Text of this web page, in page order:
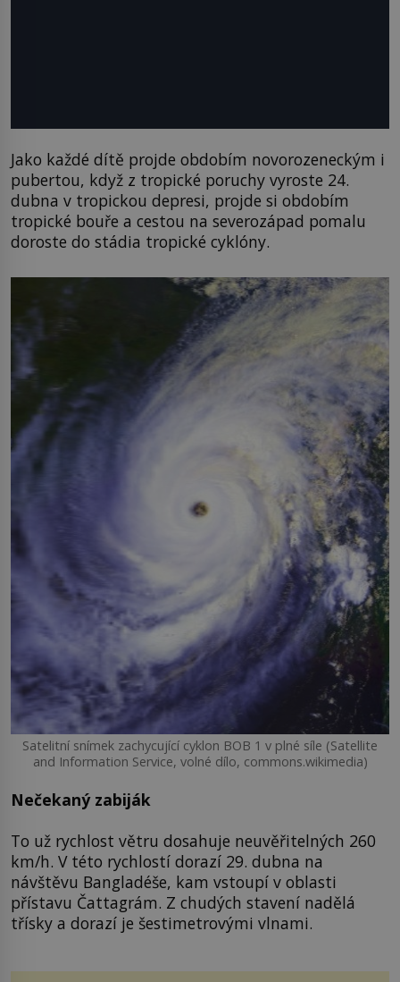
Jako každé dítě projde obdobím novorozeneckým i
pubertou, když z tropické poruchy vyroste 24.
dubna v tropickou depresi, projde si obdobím
tropické bouře a cestou na severozápad pomalu
doroste do stádia tropické cyklóny.
Satelitní snímek zachycující cyklon BOB 1 v plné síle (Satellite
and Information Service, volné dílo, commons.wikimedia)
Nečekaný zabiják
To už rychlost větru dosahuje neuvěřitelných 260
km/h. V této rychlostí dorazí 29. dubna na
návštěvu Bangladéše, kam vstoupí v oblasti
přístavu Čattagrám. Z chudých stavení nadělá
třísky a dorazí je šestimetrovými vlnami.